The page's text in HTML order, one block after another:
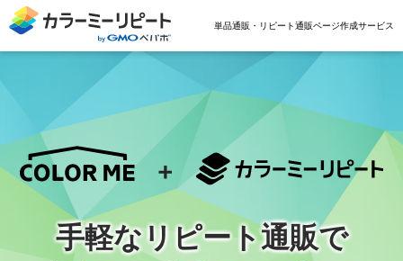
単品通販・リピート通販ページ作成サービス
手軽なリピート通販で